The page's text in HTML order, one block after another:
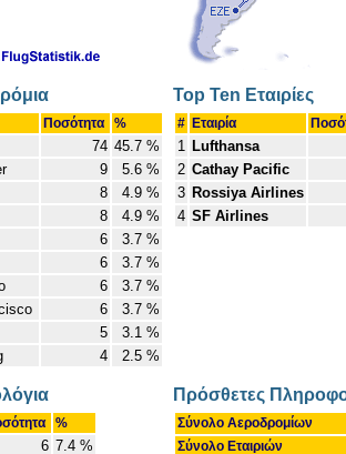
Ποσότητα %
74 45.7 %
9
5.6 %
8
4.9 %
8
4.9 %
6
3.7 %
6
3.7 %
6
3.7 %
6
3.7 %
5
3.1 %
4 2.5 %
Top Ten Εταιρίες
# Εταιρία
1 Lufthansa
2 Cathay Pacific
3 Rossiya Airlines
4 SF Airlines
%
6 7.4 %
Πρόσθετες
Σύνολο Αεροδρομίων
Σύνολο Εταιριών